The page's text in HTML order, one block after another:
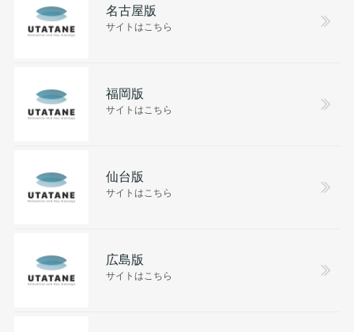
名古屋版
サイトはこちら
福岡版
サイトはこちら
仙台版
サイトはこちら
広島版
サイトはこちら